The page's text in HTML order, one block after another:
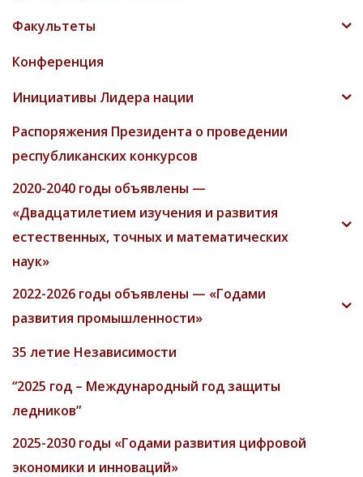
Факультеты
Конференция
Инициативы Лидера нации
Распоряжения Президента о проведении
республиканских конкурсов
2020-2040 годы объявлены —
«Двадцатилетием изучения и развития
естественных, точных и математических
наук»
2022-2026 годы объявлены — «Годами
развития промышленности»
35 летие Независимости
“2025 год – Международный год защиты
ледников”
2025-2030 годы «Годами развития цифровой
экономики и инноваций»